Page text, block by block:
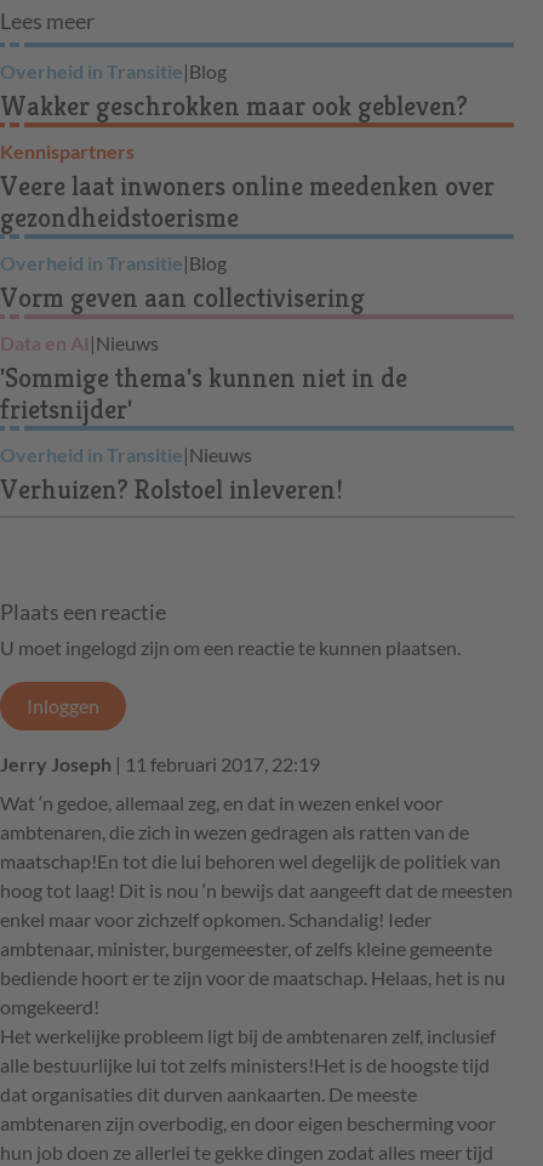
Lees meer
Overheid in Transitie|Blog
Wakker geschrokken maar ook gebleven?
Kennispartners
Veere laat inwoners online meedenken over
gezondheidstoerisme
Overheid in Transitie|Blog
Vorm geven aan collectivisering
Data en AI |Nieuws
'Sommige thema's kunnen niet in de
frietsnijder'
Overheid in Transitie|Nieuws
Verhuizen? Rolstoel inleveren!
Plaats een reactie
U moet ingelogd zijn om een reactie te kunnen plaatsen.
Inloggen
Jerry Joseph | 11 februari 2017, 22:19
Wat ‘n gedoe, allemaal zeg, en dat in wezen enkel voor
ambtenaren, die zich in wezen gedragen als ratten van de
maatschap!En tot die lui behoren wel degelijk de politiek van
hoog tot laag! Dit is nou ‘n bewijs dat aangeeft dat de meesten
enkel maar voor zichzelf opkomen. Schandalig! Ieder
ambtenaar, minister, burgemeester, of zelfs kleine gemeente
bediende hoort er te zijn voor de maatschap. Helaas, het is nu
omgekeerd!
Het werkelijke probleem ligt bij de ambtenaren zelf, inclusief
alle bestuurlijke lui tot zelfs ministers!Het is de hoogste tijd
dat organisaties dit durven aankaarten. De meeste
ambtenaren zijn overbodig, en door eigen bescherming voor
hun job doen ze allerlei te gekke dingen zodat alles meer tijd